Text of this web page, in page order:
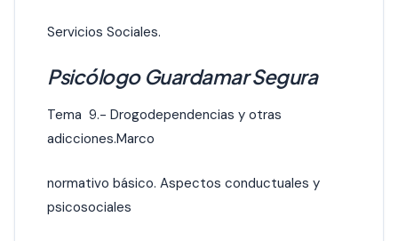
Servicios Sociales.
Psicólogo Guardamar Segura
Tema 9.- Drogodependencias y otras
adicciones.Marco
normativo básico. Aspectos conductuales y
psicosociales